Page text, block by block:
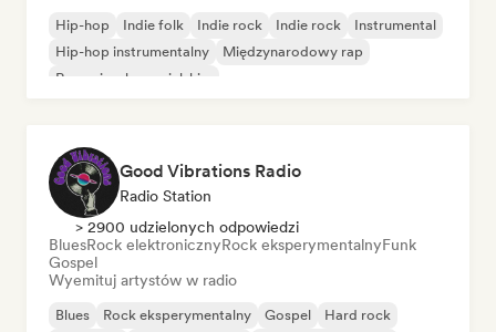
Hip-hop Indie folk Indie rock Indie rock
Instrumental
Hip-hop instrumentalny
Międzynarodowy rap
Rap w języku angielskim
Good Vibrations Radio
Radio Station
> 2900 udzielonych odpowiedzi
BluesRock elektronicznyRock eksperymentalnyFunk
Gospel
Wyemituj artystów w radio
Blues Rock eksperymentalny Gospel
Hard rock